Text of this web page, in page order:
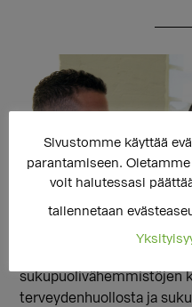
sukupuolivähemmistöjen
terveydenhuollosta ja
Sivustomme käyttää
parantamiseen.
voit halutessasi
tallennetaan